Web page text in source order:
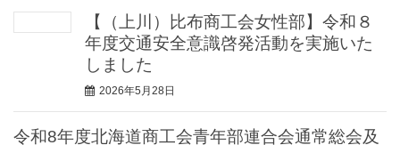
【（上川）比布商工会女性部】令和８
年度交通安全意識啓発活動を実施いた
しました
2026年5月28日
令和8年度北海道商工会青年部連合会通常総会及